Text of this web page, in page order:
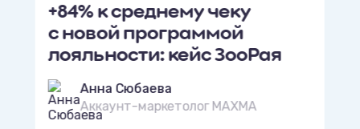
+84% к среднему чеку
с новой программой
лояльности: кейс ЗооРая
Анна Сюбаева
Аккаунт-маркетолог MAXMA